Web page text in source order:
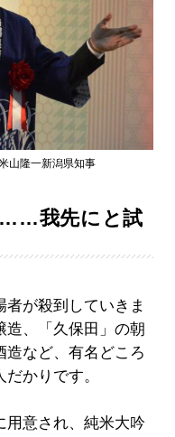
山隆一新潟県知事
……我先にと試
が殺到していきま
造、「久保田」の朝
造など、有名どころ
かりです。
意され、純米大吟